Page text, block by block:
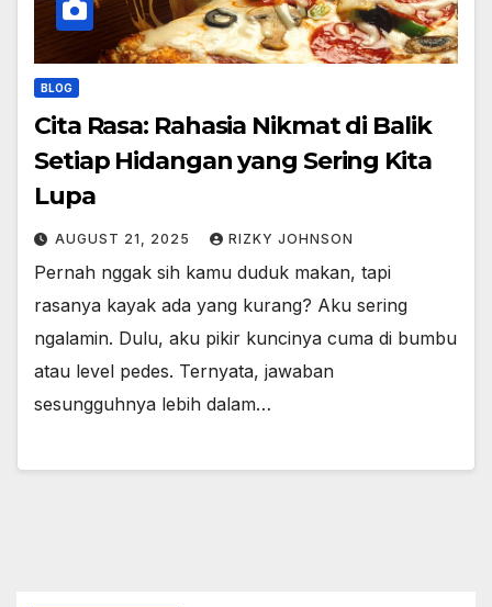
BLOG
Cita Rasa: Rahasia Nikmat di Balik
Setiap Hidangan yang Sering Kita
Lupa
AUGUST 21, 2025 RIZKY JOHNSON
Pernah nggak sih kamu duduk makan, tapi
rasanya kayak ada yang kurang? Aku sering
ngalamin. Dulu, aku pikir kuncinya cuma di bumbu
atau level pedes. Ternyata, jawaban
sesungguhnya lebih dalam…